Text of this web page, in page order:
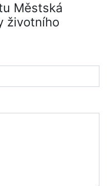
Městská
životního